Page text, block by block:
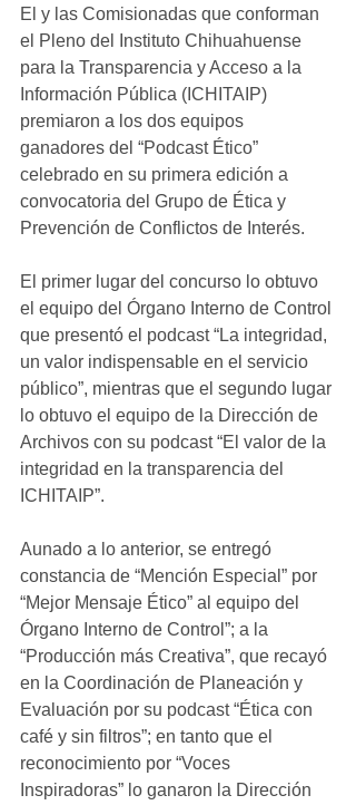
El y las Comisionadas que conforman
el Pleno del Instituto Chihuahuense
para la Transparencia y Acceso a la
Información Pública (ICHITAIP)
premiaron a los dos equipos
ganadores del “Podcast Ético”
celebrado en su primera edición a
convocatoria del Grupo de Ética y
Prevención de Conflictos de Interés.
El primer lugar del concurso lo obtuvo
el equipo del Órgano Interno de Control
que presentó el podcast “La integridad,
un valor indispensable en el servicio
público”, mientras que el segundo lugar
lo obtuvo el equipo de la Dirección de
Archivos con su podcast “El valor de la
integridad en la transparencia del
ICHITAIP”.
Aunado a lo anterior, se entregó
constancia de “Mención Especial” por
“Mejor Mensaje Ético” al equipo del
Órgano Interno de Control”; a la
“Producción más Creativa”, que recayó
en la Coordinación de Planeación y
Evaluación por su podcast “Ética con
café y sin filtros”; en tanto que el
reconocimiento por “Voces
Inspiradoras” lo ganaron la Dirección